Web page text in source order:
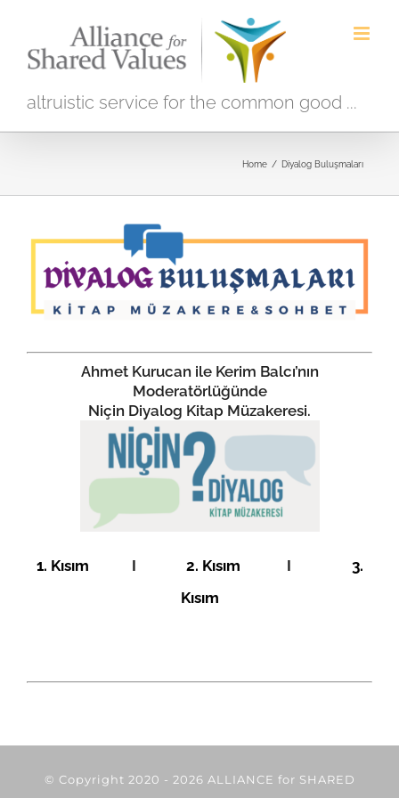
altruistic service for the common good ...
Home / Diyalog Buluşmaları
Ahmet Kurucan ile Kerim Balcı’nın
Moderatörlüğünde
Niçin Diyalog Kitap Müzakeresi.
1. Kısım I 2. Kısım I 3.
Kısım
© Copyright 2020 - 2026 ALLIANCE for SHARED